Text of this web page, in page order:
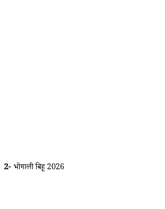
2- भोगाली बिहू 2026